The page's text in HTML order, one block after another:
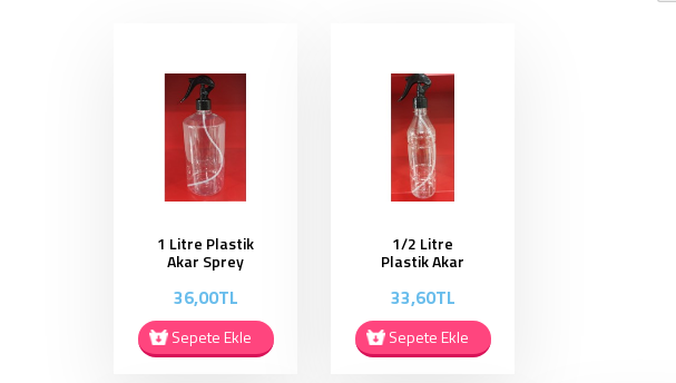
1 Litre Plastik
Akar Sprey
36,00TL
Sepete Ekle
1/2 Litre
Plastik Akar
PF002
33,60TL
Sepete Ekle